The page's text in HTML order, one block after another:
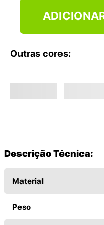
Outras cores:
Descrição Técnica:
Material
Peso